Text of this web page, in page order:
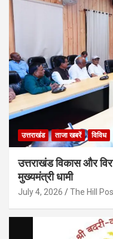
उत्तराखंड ताजा खबरें विविध
उत्तराखंड विकास और
मुख्यमंत्री धामी
July 4, 2026 The Hill